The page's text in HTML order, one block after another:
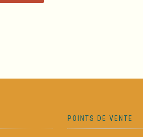
POINTS DE VENTE